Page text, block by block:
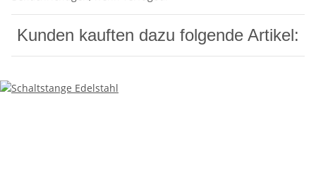
Kunden kauften dazu folgende Artikel: